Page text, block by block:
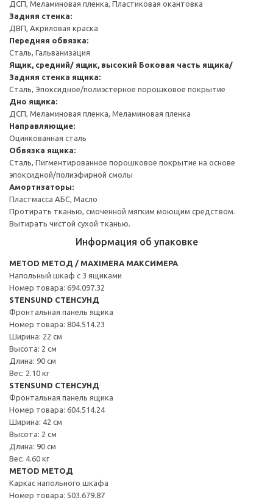
ДСП, Меламиновая пленка, Пластиковая окантовка
Задняя стенка:
ДВП, Акриловая краска
Передняя обвязка:
Сталь, Гальванизация
Ящик, средний/ ящик, высокий Боковая часть ящика/
Задняя стенка ящика:
Сталь, Эпоксидное/полиэстерное порошковое покрытие
Дно ящика:
ДСП, Меламиновая пленка, Меламиновая пленка
Направляющие:
Оцинкованная сталь
Обвязка ящика:
Сталь, Пигментированное порошковое покрытие на основе
эпоксидной/полиэфирной смолы
Амортизаторы:
Пластмасса АБС, Масло
Протирать тканью, смоченной мягким моющим средством.
Вытирать чистой сухой тканью.
Информация об упаковке
METOD МЕТОД / MAXIMERA МАКСИМЕРА
Напольный шкаф с 3 ящиками
Номер товара: 694.097.32
STENSUND СТЕНСУНД
Фронтальная панель ящика
Номер товара: 804.514.23
Ширина: 22 см
Высота: 2 см
Длина: 90 см
Вес: 2.10 кг
STENSUND СТЕНСУНД
Фронтальная панель ящика
Номер товара: 604.514.24
Ширина: 42 см
Высота: 2 см
Длина: 90 см
Вес: 4.60 кг
METOD МЕТОД
Каркас напольного шкафа
Номер товара: 503.679.87